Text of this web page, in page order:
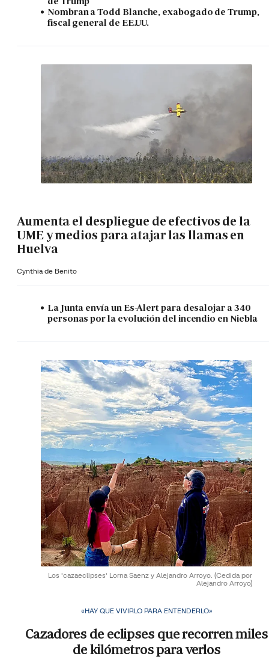
Nombran a Todd Blanche, exabogado de Trump,
fiscal general de EE.UU.
Aumenta el despliegue de efectivos de la
UME y medios para atajar las llamas en
Huelva
Cynthia de Benito
La Junta envía un Es-Alert para desalojar a 340
personas por la evolución del incendio en Niebla
Los 'cazaeclipses' Lorna Saenz y Alejandro Arroyo. (Cedida por
Alejandro Arroyo)
«HAY QUE VIVIRLO PARA ENTENDERLO»
Cazadores de eclipses que recorren miles
de kilómetros para verlos